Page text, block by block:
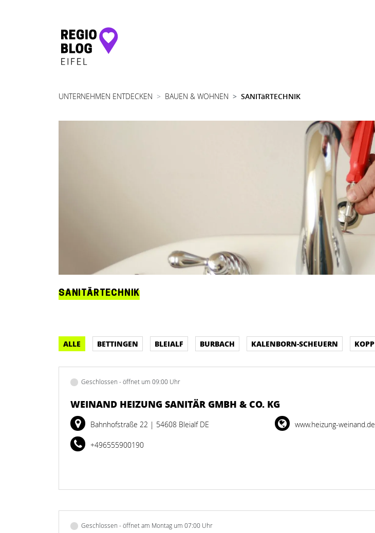
Hauptnavigation
UNTERNEHMEN ENTDECKEN BAUEN & WOHNEN SANITäRTECHNIK
SANITÄRTECHNIK
ALLE BETTINGEN BLEIALF BURBACH KALENBORN-SCHEUERN KOPP
Geschlossen - öffnet um 09:00 Uhr
WEINAND HEIZUNG SANITÄR GMBH & CO. KG
Bahnhofstraße 22 | 54608 Bleialf DE
+496555900190
www.heizung-weinand.de
Geschlossen - öffnet am Montag um 07:00 Uhr